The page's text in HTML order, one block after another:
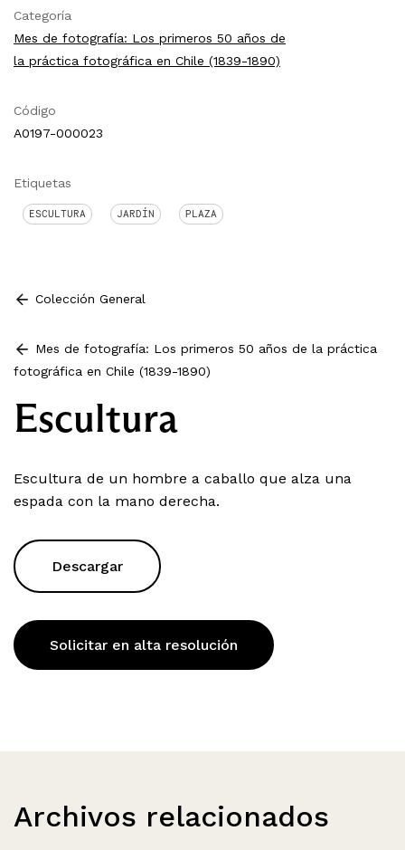
Categoría
Mes de fotografía: Los primeros 50 años de
la práctica fotográfica en Chile (1839-1890)
Código
A0197-000023
Etiquetas
ESCULTURA JARDÍN PLAZA
Colección General
Mes de fotografía: Los primeros 50 años de la práctica
fotográfica en Chile (1839-1890)
Escultura
Escultura de un hombre a caballo que alza una
espada con la mano derecha.
Descargar
Solicitar en alta resolución
Archivos relacionados